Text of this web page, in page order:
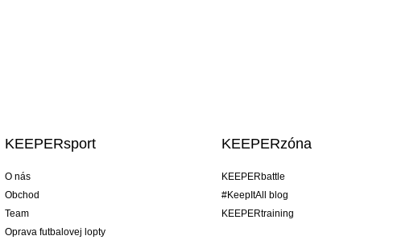
KEEPERsport
O nás
Obchod
Team
Oprava futbalovej lopty
KEEPERzóna
KEEPERbattle
#KeepItAll blog
KEEPERtraining